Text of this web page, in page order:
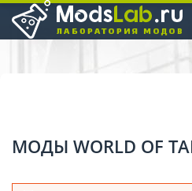
МОДЫ WORLD OF